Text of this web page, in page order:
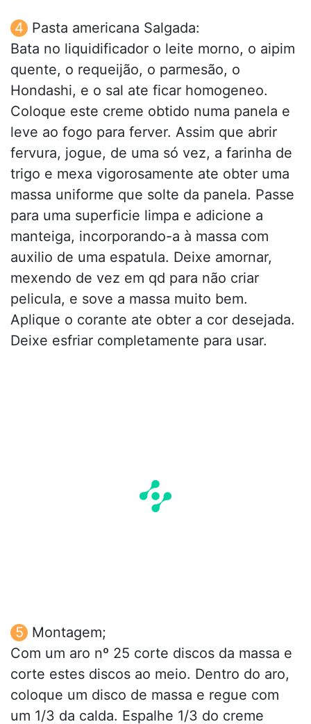
Pasta americana Salgada:
Bata no liquidificador o leite morno, o aipim
quente, o requeijão, o parmesão, o
Hondashi, e o sal ate ficar homogeneo.
Coloque este creme obtido numa panela e
leve ao fogo para ferver. Assim que abrir
fervura, jogue, de uma só vez, a farinha de
trigo e mexa vigorosamente ate obter uma
massa uniforme que solte da panela. Passe
para uma superficie limpa e adicione a
manteiga, incorporando-a à massa com
auxilio de uma espatula. Deixe amornar,
mexendo de vez em qd para não criar
pelicula, e sove a massa muito bem.
Aplique o corante ate obter a cor desejada.
Deixe esfriar completamente para usar.
Montagem;
Com um aro nº 25 corte discos da massa e
corte estes discos ao meio. Dentro do aro,
coloque um disco de massa e regue com
um 1/3 da calda. Espalhe 1/3 do creme